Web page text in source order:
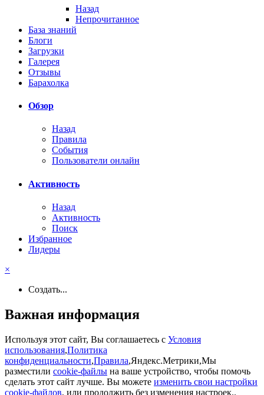
Назад
Непрочитанное
База знаний
Блоги
Загрузки
Галерея
Отзывы
Барахолка
Обзор
Назад
Правила
События
Пользователи онлайн
Активность
Назад
Активность
Поиск
Избранное
Лидеры
×
Создать...
Важная информация
Используя этот сайт, Вы соглашаетесь с Условия
использования,Политика
конфиденциальности,Правила,Яндекс.Метрики,Мы
разместили cookie-файлы на ваше устройство, чтобы помочь
сделать этот сайт лучше. Вы можете изменить свои настройки
cookie-файлов, или продолжить без изменения настроек..